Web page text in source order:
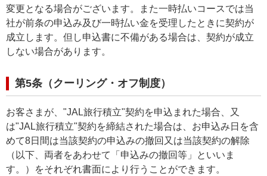
変更となる場合がございます。また一時払いコースでは当
社が前条の申込み及び一時払い金を受理したときに契約が
成立します。但し申込書に不備がある場合は、契約が成立
しない場合があります。
第5条（クーリング・オフ制度）
お客さまが、"JAL旅行積立"契約を申込まれた場合、又
は"JAL旅行積立"契約を締結された場合は、お申込み日を含
めて8日間は当該契約の申込みの撤回又は当該契約の解除
（以下、両者をあわせて「申込みの撤回等」といいま
す。）をそれぞれ書面により行うことができます。